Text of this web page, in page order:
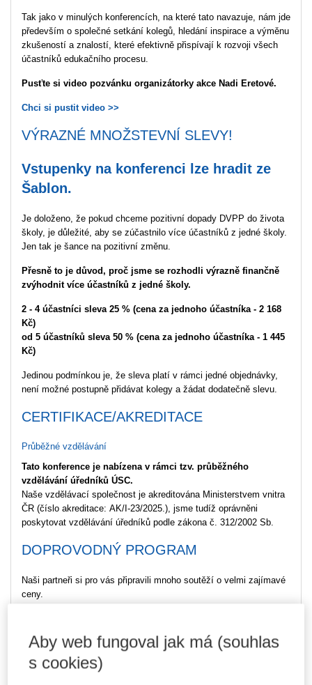
Tak jako v minulých konferencích, na které tato navazuje, nám jde
především o společné setkání kolegů, hledání inspirace a výměnu
zkušeností a znalostí, které efektivně přispívají k rozvoji všech
účastníků edukačního procesu.
Pusťte si video pozvánku organizátorky akce Nadi Eretové.
Chci si pustit video >>
VÝRAZNÉ MNOŽSTEVNÍ SLEVY!
Vstupenky na konferenci lze hradit ze
Šablon.
Je doloženo, že pokud chceme pozitivní dopady DVPP do života
školy, je důležité, aby se zúčastnilo více účastníků z jedné školy.
Jen tak je šance na pozitivní změnu.
Přesně to je důvod, proč jsme se rozhodli výrazně finančně
zvýhodnit více účastníků z jedné školy.
2 - 4 účastníci sleva 25 % (cena za jednoho účastníka - 2 168
Kč)
od 5 účastníků sleva 50 % (cena za jednoho účastníka - 1 445
Kč)
Jedinou podmínkou je, že sleva platí v rámci jedné objednávky,
není možné postupně přidávat kolegy a žádat dodatečně slevu.
CERTIFIKACE/AKREDITACE
Průběžné vzdělávání
Tato konference je nabízena v rámci tzv. průběžného
vzdělávání úředníků ÚSC.
Naše vzdělávací společnost je akreditována Ministerstvem vnitra
ČR (číslo akreditace: AK/I-23/2025.), jsme tudíž oprávněni
poskytovat vzdělávání úředníků podle zákona č. 312/2002 Sb.
DOPROVODNÝ PROGRAM
Naši partneři si pro vás připravili mnoho soutěží o velmi zajímavé
ceny.
Foundation:
Koncept rozvoje školní zahrady jako vzdělávacího prostředí
Aby web fungoval jak má (souhlas
s cookies)